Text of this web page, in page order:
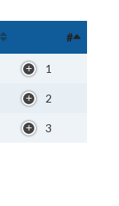
#
1
2
3